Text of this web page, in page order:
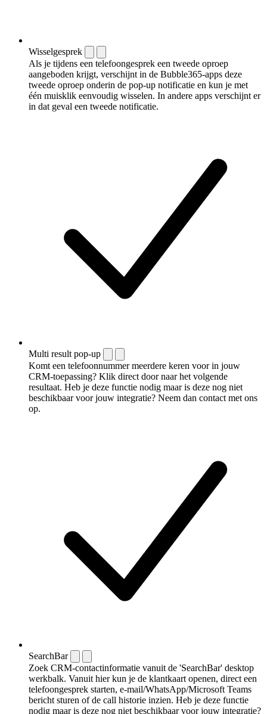
Wisselgesprek
Als je tijdens een telefoongesprek een tweede oproep
aangeboden krijgt, verschijnt in de Bubble365-apps deze
tweede oproep onderin de pop-up notificatie en kun je met
één muisklik eenvoudig wisselen. In andere apps verschijnt er
in dat geval een tweede notificatie.
Multi result pop-up
Komt een telefoonnummer meerdere keren voor in jouw
CRM-toepassing? Klik direct door naar het volgende
resultaat. Heb je deze functie nodig maar is deze nog niet
beschikbaar voor jouw integratie? Neem dan contact met ons
op.
SearchBar
Zoek CRM-contactinformatie vanuit de 'SearchBar' desktop
werkbalk. Vanuit hier kun je de klantkaart openen, direct een
telefoongesprek starten, e-mail/WhatsApp/Microsoft Teams
bericht sturen of de call historie inzien. Heb je deze functie
nodig maar is deze nog niet beschikbaar voor jouw integratie?